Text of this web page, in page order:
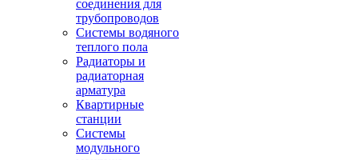
соединения для
трубопроводов
Системы водяного
теплого пола
Радиаторы и
радиаторная
арматура
Квартирные
станции
Системы
модульного